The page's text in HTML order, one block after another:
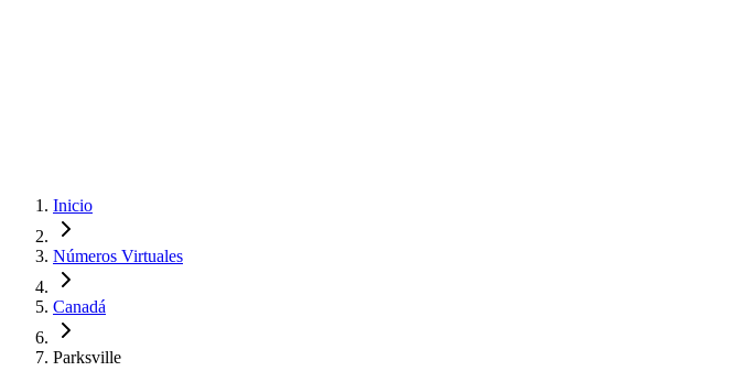
Inicio
Números Virtuales
Canadá
Parksville